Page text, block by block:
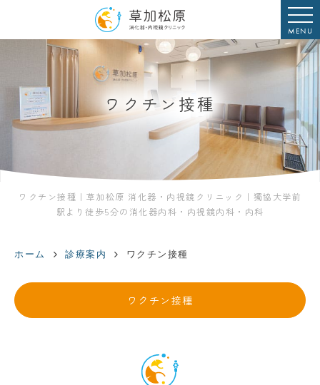
MENU
ワクチン接種
ワクチン接種｜草加松原 消化器・内視鏡クリニック｜獨協大学前
駅より徒歩5分の消化器内科・内視鏡内科・内科
ホーム 診療案内 ワクチン接種
ワクチン接種